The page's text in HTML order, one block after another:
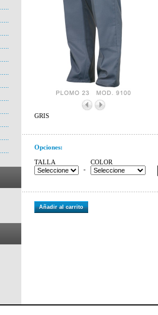
GRIS
Opciones:
TALLA
COLOR
-
Añadir al carrito